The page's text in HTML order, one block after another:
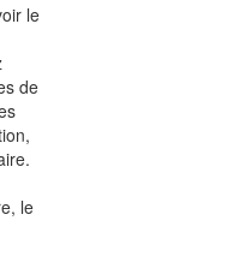
le
de
le